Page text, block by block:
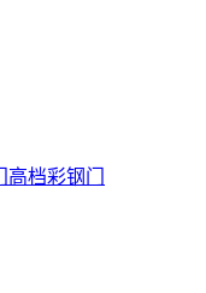
高档彩钢门